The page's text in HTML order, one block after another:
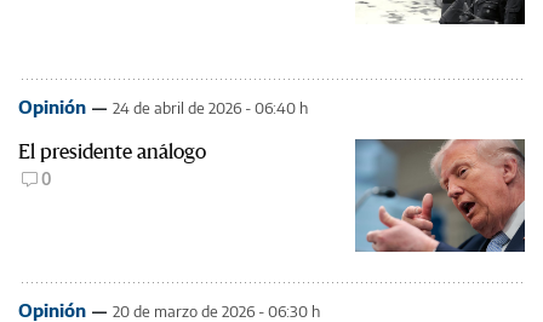
Opinión 24 de abril de 2026 - 06:40 h
El presidente análogo
0
Opinión 20 de marzo de 2026 - 06:30 h